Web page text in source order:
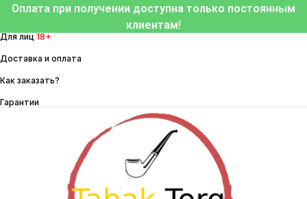
Перейти
содержимому
Оплата при получении доступна только постоянным
клиентам!
Для лиц 18+
Доставка и оплата
Как заказать?
Гарантии